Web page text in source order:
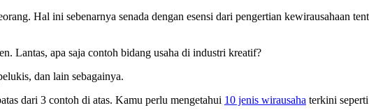
Hal ini sebenarnya senada dengan esensi dari pengertian kewirausahaan
Lantas, apa saja contoh bidang usaha di industri kreatif?
dan lain sebagainya.
dari 3 contoh di atas. Kamu perlu mengetahui 10 jenis wirausaha terkini